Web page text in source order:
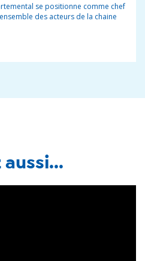
se positionne comme chef
des acteurs de la chaine
aussi...